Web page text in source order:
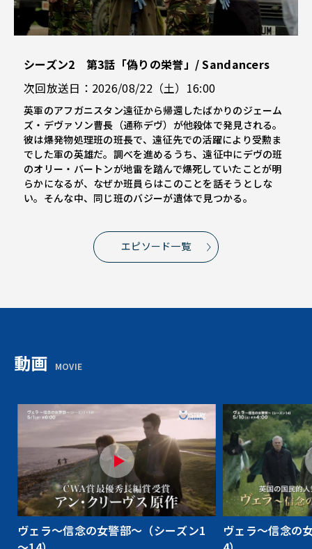
シーズン2 第3話「偽りの栄誉」/ Sandancers
次回放送日：2026/08/22（土）16:00
英軍のアフガニスタン遠征から帰還したばかりのジェーム
ズ・デヴァソン曹長（通称デヴ）が他殺体で発見される。
彼は爆発物処理班の班長で、遠征先での活躍により受勲ま
でした軍の英雄だ。調べを進めるうち、遠征中にデヴの班
のオリー・バートンが地雷を踏んで爆死していたことが明
らかになるが、なぜか班員らはこのことを話そうとしな
い。そんな中、同じ班のバジーが遺体で見つかる。
エピソード一覧
動画 MOVIE
ヴェラ～信念の女警部～（シーズン1
ヴェラ～信念の